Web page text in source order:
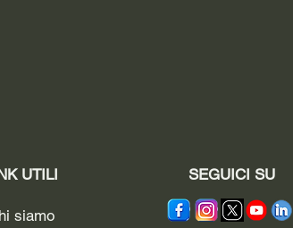
UTILI
siamo
SEGUICI SU